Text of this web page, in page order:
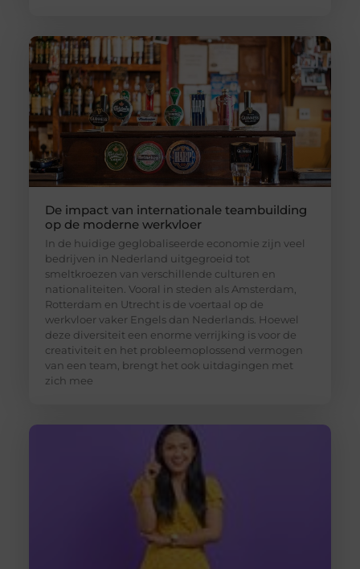
De impact van internationale teambuilding
op de moderne werkvloer
In de huidige geglobaliseerde economie zijn veel
bedrijven in Nederland uitgegroeid tot
smeltkroezen van verschillende culturen en
nationaliteiten. Vooral in steden als Amsterdam,
Rotterdam en Utrecht is de voertaal op de
werkvloer vaker Engels dan Nederlands. Hoewel
deze diversiteit een enorme verrijking is voor de
creativiteit en het probleemoplossend vermogen
van een team, brengt het ook uitdagingen met
zich mee